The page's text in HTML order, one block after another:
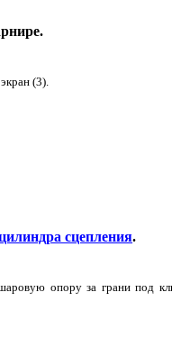
(3).
сцепления.
опору за грани под